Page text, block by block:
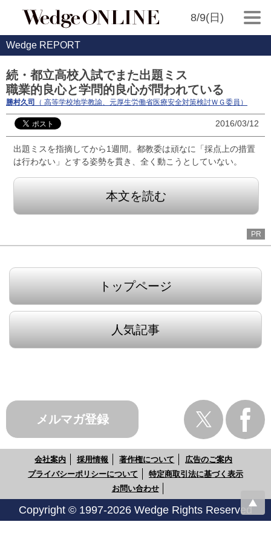
8/9(日)
Wedge REPORT
続・都立高校入試でまた出題ミス
職業的良心と学問的良心が問われている
勝村久司 （ 高等学校地学教諭、元厚生労働省医療安全対策検討ＷＧ委員）
2016/03/12
出題ミスを指摘してから1週間。都教委は頑なに「採点上の措置
は行わない」とする姿勢を貫き、全く動こうとしていない。
本文を読む
PR
トップページ
人気記事
メルマガ登録
会社案内 採用情報 著作権について
広告のご案内
プライバシーポリシーについて
特定商取引法に基づく表示
お問い合わせ
Copyright © 1997-2026 Wedge Rights Reserved